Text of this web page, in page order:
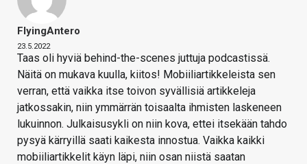
FlyingAntero
23.5.2022
Taas oli hyviä behind-the-scenes juttuja podcastissä.
Näitä on mukava kuulla, kiitos! Mobiiliartikkeleista sen
verran, että vaikka itse toivon syvällisiä artikkeleja
jatkossakin, niin ymmärrän toisaalta ihmisten laskeneen
lukuinnon. Julkaisusykli on niin kova, ettei itsekään tahdo
pysyä kärryillä saati kaikesta innostua. Vaikka kaikki
mobiiliartikkelit käyn läpi, niin osan niistä saatan